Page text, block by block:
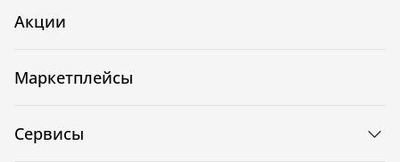
Акции
Маркетплейсы
Сервисы